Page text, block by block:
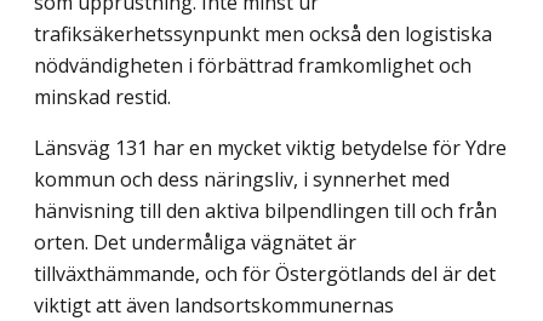
trafiksäkerhetssynpunkt men också den logistiska
nödvändigheten i förbättrad framkomlighet och
minskad restid.
Länsväg 131 har en mycket viktig betydelse för Ydre
kommun och dess näringsliv, i synnerhet med
hänvisning till den aktiva bilpendlingen till och från
orten. Det undermå­liga vägnätet är
tillväxthämmande, och för Östergötlands del är det
viktigt att även lands­ortskommunernas